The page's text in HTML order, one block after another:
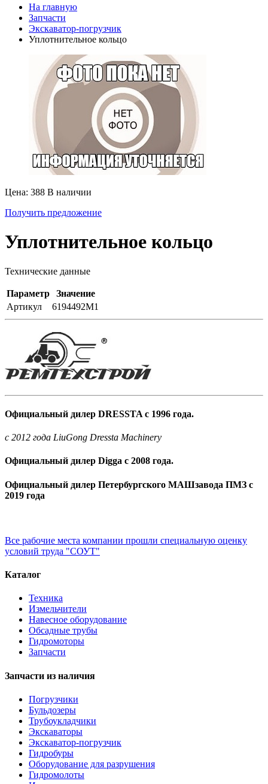
На главную
Запчасти
Экскаватор-погрузчик
Уплотнительное кольцо
Цена: 388 В наличии
Получить предложение
Уплотнительное кольцо
Технические данные
Параметр
Значение
Артикул
6194492M1
Официальный дилер DRESSTA с 1996 года.
c 2012 года LiuGong Dressta Machinery
Официальный дилер Digga с 2008 года.
Официальный дилер Петербургского МАШзавода ПМЗ с
2019 года
Все рабочие места компании прошли специальную оценку
условий труда "СОУТ"
Каталог
Техника
Измельчители
Навесное оборудование
Обсадные трубы
Гидромоторы
Запчасти
Запчасти из наличия
Погрузчики
Бульдозеры
Трубоукладчики
Экскаваторы
Экскаватор-погрузчик
Гидробуры
Оборудование для разрушения
Гидромолоты